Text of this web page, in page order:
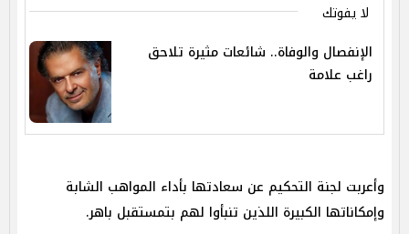
لا يفوتك
الإنفصال والوفاة.. شائعات مثيرة تلاحق
راغب علامة
وأعربت لجنة التحكيم عن سعادتها بأداء المواهب الشابة
وإمكاناتها الكبيرة اللذين تنبأوا لهم بتمستقبل باهر.